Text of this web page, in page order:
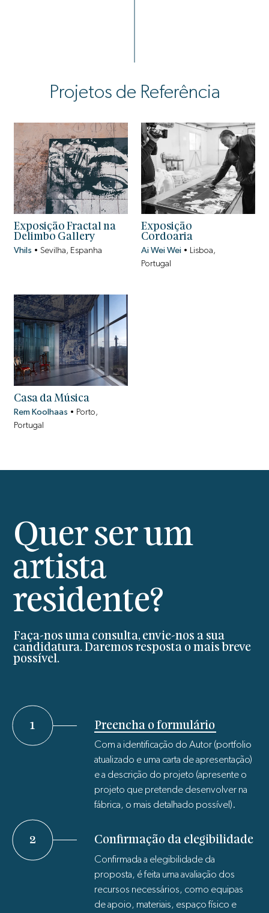
Projetos de Referência
Exposição Fractal na
Delimbo Gallery
Vhils • Sevilha, Espanha
Exposição
Cordoaria
Ai Wei Wei •
Lisboa,
Portugal
Casa da Música
Rem Koolhaas • Porto,
Portugal
Quer ser um
artista
residente?
Faça-nos uma consulta, envie-nos a sua
candidatura. Daremos resposta o mais breve
possível.
1 Preencha o formulário
Com a identificação do Autor (portfolio
atualizado e uma carta de apresentação)
e a descrição do projeto (apresente o
projeto que pretende desenvolver na
fábrica, o mais detalhado possível).
2 Confirmação da elegibilidade
Confirmada a elegibilidade da
proposta, é feita uma avaliação dos
recursos necessários, como equipas
de apoio, materiais, espaço físico e